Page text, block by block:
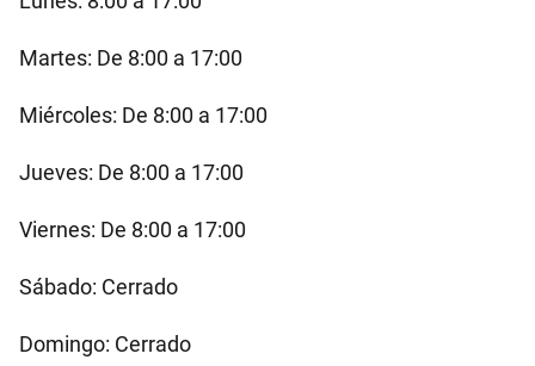
Martes: De 8:00 a 17:00
Miércoles: De 8:00 a 17:00
Jueves: De 8:00 a 17:00
Viernes: De 8:00 a 17:00
Sábado: Cerrado
Domingo: Cerrado